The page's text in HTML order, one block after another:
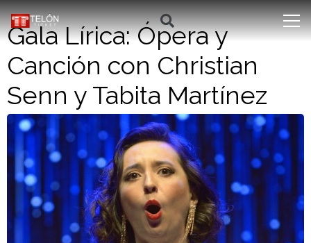
Gala Lírica: Ópera y
Canción con Christian
Senn y Tabita Martínez